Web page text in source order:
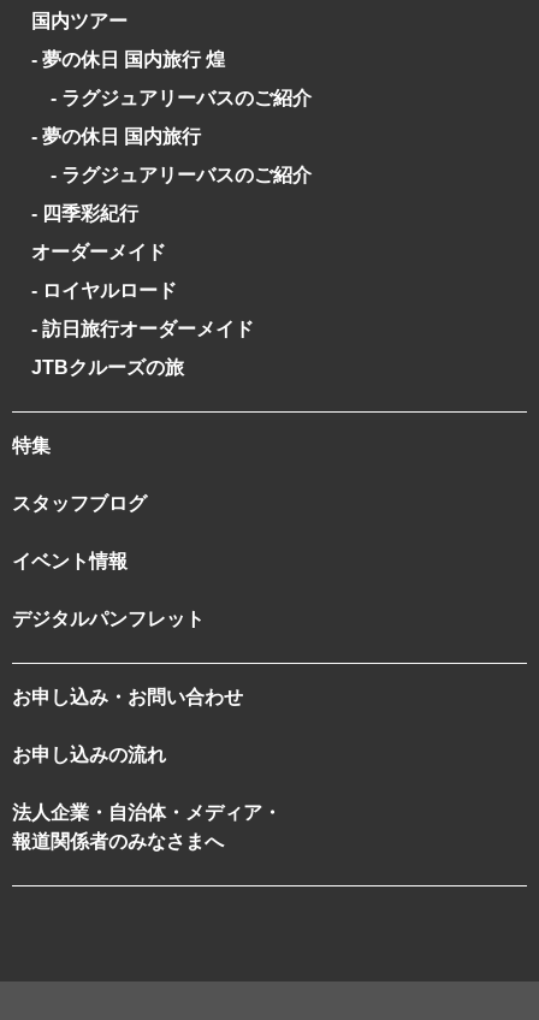
国内ツアー
- 夢の休日 国内旅行 煌
- ラグジュアリーバスのご紹介
- 夢の休日 国内旅行
- ラグジュアリーバスのご紹介
- 四季彩紀行
オーダーメイド
- ロイヤルロード
- 訪日旅行オーダーメイド
JTBクルーズの旅
特集
スタッフブログ
イベント情報
デジタルパンフレット
お申し込み・お問い合わせ
お申し込みの流れ
法人企業・自治体・メディア・
報道関係者のみなさまへ